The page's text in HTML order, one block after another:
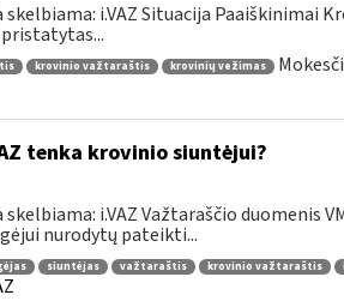
i.VAZ Situacija Paaiškinimai
krovinio važtaraštis krovinių vežimas
tenka krovinio siuntėjui?
i.VAZ Važtaraščio duomenis
nurodytų pateikti...
siuntėjas važtaraštis krovinio važtaraštis